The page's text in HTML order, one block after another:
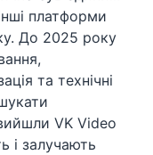
платформи
До 2025 року
та технічні
VK Video
і залучають